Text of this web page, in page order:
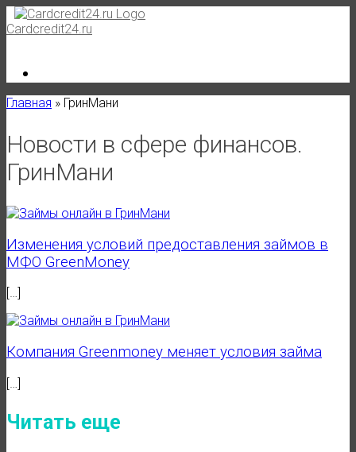
Skip
to
Cardcredit24.ru
Главная » ГринМани
Новости в сфере финансов.
ГринМани
Изменения условий предоставления займов в
МФО GreenMoney
[…]
Компания Greenmoney меняет условия займа
[…]
Читать еще